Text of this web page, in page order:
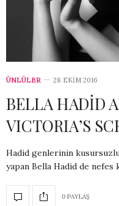
ÜNLÜLER 28 EKIM 2016
BELLA HADİD
VICTORIA’S
Hadid genlerinin
yapan Bella Hadid de
0 PAYLAŞ